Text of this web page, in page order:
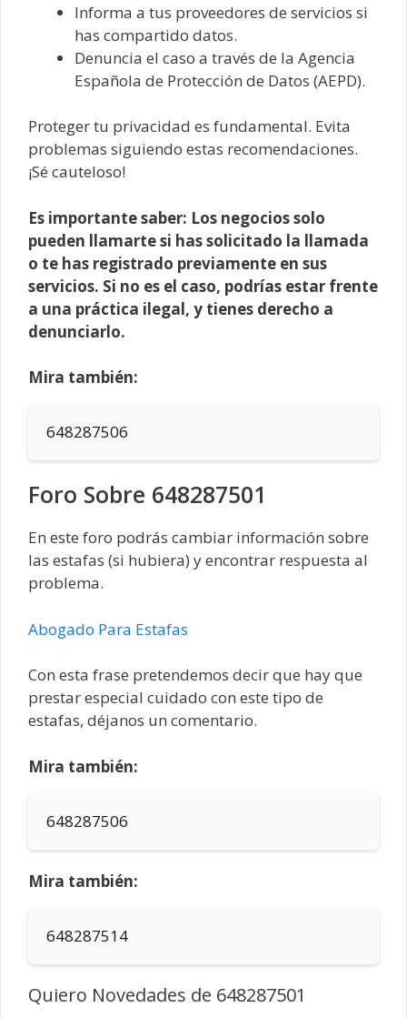
Informa a tus proveedores de servicios si
has compartido datos.
Denuncia el caso a través de la Agencia
Española de Protección de Datos (AEPD).
Proteger tu privacidad es fundamental. Evita
problemas siguiendo estas recomendaciones.
¡Sé cauteloso!
Es importante saber: Los negocios solo
pueden llamarte si has solicitado la llamada
o te has registrado previamente en sus
servicios. Si no es el caso, podrías estar frente
a una práctica ilegal, y tienes derecho a
denunciarlo.
Mira también:
648287506
Foro Sobre 648287501
En este foro podrás cambiar información sobre
las estafas (si hubiera) y encontrar respuesta al
problema.
Abogado Para Estafas
Con esta frase pretendemos decir que hay que
prestar especial cuidado con este tipo de
estafas, déjanos un comentario.
Mira también:
648287506
Mira también:
648287514
Quiero Novedades de 648287501